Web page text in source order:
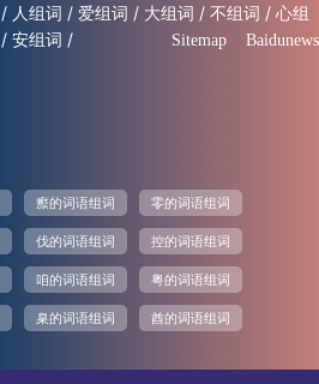
/ 人组词 / 爱组词 / 大组词 / 不组词 / 心组
/ 安组词 / Sitemap Baidunews
瘵的词语组词 零的词语组词
伐的词语组词 控的词语组词
咱的词语组词 粤的词语组词
臬的词语组词 酋的词语组词